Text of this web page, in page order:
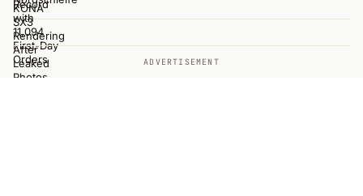
ADVERTISEMENT